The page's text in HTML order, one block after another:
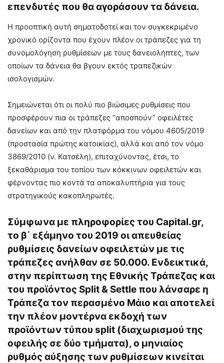
επενδυτές που θα αγοράσουν τα δάνεια.
Η προοπτική αυτή σηματοδοτεί και τον συγκεκριμένο
χρονικό ορίζοντα που έχουν πλέον οι τράπεζες για τη
συνομολόγηση ρυθμίσεων με τους δανειολήπτες, των
οποίων τα δάνεια θα βγουν εκτός τραπεζικών
ισολογισμών.
Σημειώνεται ότι οι πολύ πιο βιώσιμες ρυθμίσεις που
προσφέρουν πια οι τράπεζες “αποσπούν” οφειλέτες
δανείων και από την πλατφόρμα του νόμου 4605/2019
(προστασία πρώτης κατοικίας), αλλά και από τον νόμο
3869/2010 (ν. Κατσέλη), επιταχύνοντας, έτσι, το
ξεκαθάρισμα του τοπίου των κόκκινων οφειλετών και
φέρνοντας πιο κοντά τα αποκαλυπτήρια για τους
στρατηγικούς κακοπληρωτές.
Σύμφωνα με πληροφορίες του Capital.gr,
το β΄ εξάμηνο του 2019 οι απευθείας
ρυθμίσεις δανείων οφειλετών με τις
τράπεζες ανήλθαν σε 50.000. Ενδεικτικά,
στην περίπτωση της Εθνικής Τράπεζας και
του προϊόντος Split & Settle που λάνσαρε η
Τράπεζα τον περασμένο Μάιο και αποτελεί
την πλέον μοντέρνα εκδοχή των
προϊόντων τύπου split (διαχωρισμού της
οφειλής σε δύο τμήματα), ο μηνιαίος
ρυθμός αύξησης των ρυθμίσεων κινείται